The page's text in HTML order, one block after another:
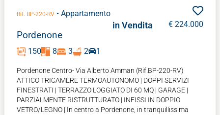
Rif. BP-220-RV • Appartamento
in Vendita
Pordenone
150 8 3 2 1
€ 224.000
Pordenone Centro- Via Alberto Amman (Rif.BP-220-RV)
ATTICO TRICAMERE TERMOAUTONOMO | DOPPI SERVIZI
FINESTRATI | TERRAZZO LOGGIATO DI 60 MQ | GARAGE |
PARZIALMENTE RISTRUTTURATO | INFISSI IN DOPPIO
VETRO/LEGNO | In centro a Pordenone, in tranquillissima